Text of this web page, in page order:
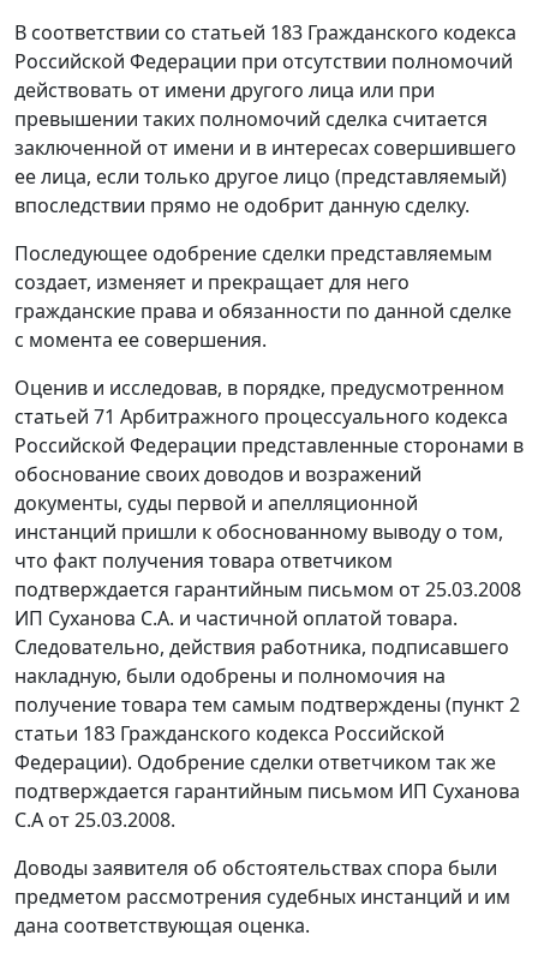
В соответствии со статьей 183 Гражданского кодекса
Российской Федерации при отсутствии полномочий
действовать от имени другого лица или при
превышении таких полномочий сделка считается
заключенной от имени и в интересах совершившего
ее лица, если только другое лицо (представляемый)
впоследствии прямо не одобрит данную сделку.
Последующее одобрение сделки представляемым
создает, изменяет и прекращает для него
гражданские права и обязанности по данной сделке
с момента ее совершения.
Оценив и исследовав, в порядке, предусмотренном
статьей 71 Арбитражного процессуального кодекса
Российской Федерации представленные сторонами в
обоснование своих доводов и возражений
документы, суды первой и апелляционной
инстанций пришли к обоснованному выводу о том,
что факт получения товара ответчиком
подтверждается гарантийным письмом от 25.03.2008
ИП Суханова С.А. и частичной оплатой товара.
Следовательно, действия работника, подписавшего
накладную, были одобрены и полномочия на
получение товара тем самым подтверждены (пункт 2
статьи 183 Гражданского кодекса Российской
Федерации). Одобрение сделки ответчиком так же
подтверждается гарантийным письмом ИП Суханова
С.А от 25.03.2008.
Доводы заявителя об обстоятельствах спора были
предметом рассмотрения судебных инстанций и им
дана соответствующая оценка.